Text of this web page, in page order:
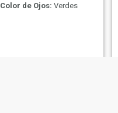
Color de Ojos: Verdes